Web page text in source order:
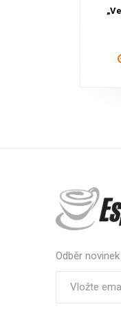
Odběr novinek